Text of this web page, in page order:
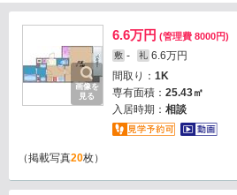
画像を
見る
6.6万円 (管理費 8000円)
敷 - 礼 6.6万円
間取り： 1K
専有面積： 25.43㎡
入居時期： 相談
（掲載写真20枚）